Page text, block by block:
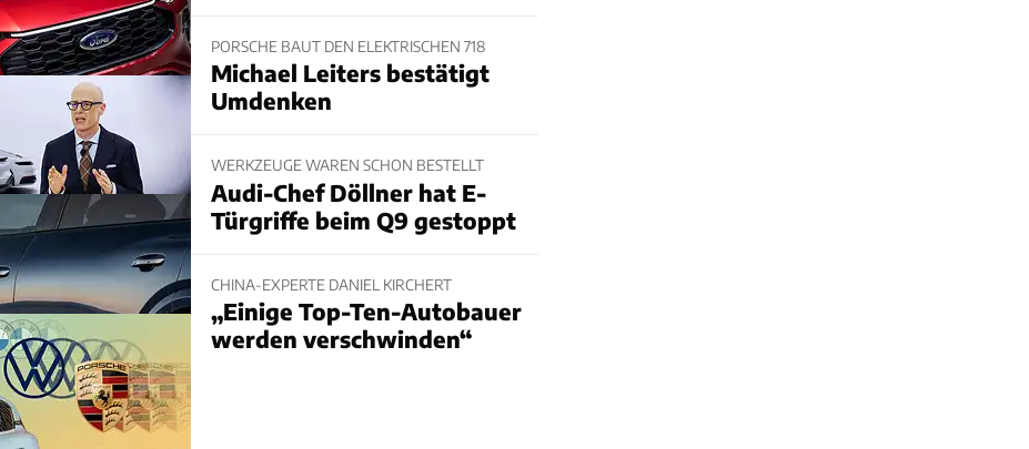
PORSCHE BAUT DEN ELEKTRISCHEN 718
Michael Leiters bestätigt
Umdenken
WERKZEUGE WAREN SCHON BESTELLT
Audi-Chef Döllner hat E-
Türgriffe beim Q9 gestoppt
CHINA-EXPERTE DANIEL KIRCHERT
„Einige Top-Ten-Autobauer
werden verschwinden“